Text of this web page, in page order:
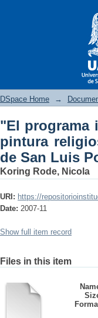
"El
siglo
DSpace Home →
"El programa
pintura
de San Luis
Koring Rode, Nicola
URI: https://
Date: 2007-11
Show full item record
Files in this item